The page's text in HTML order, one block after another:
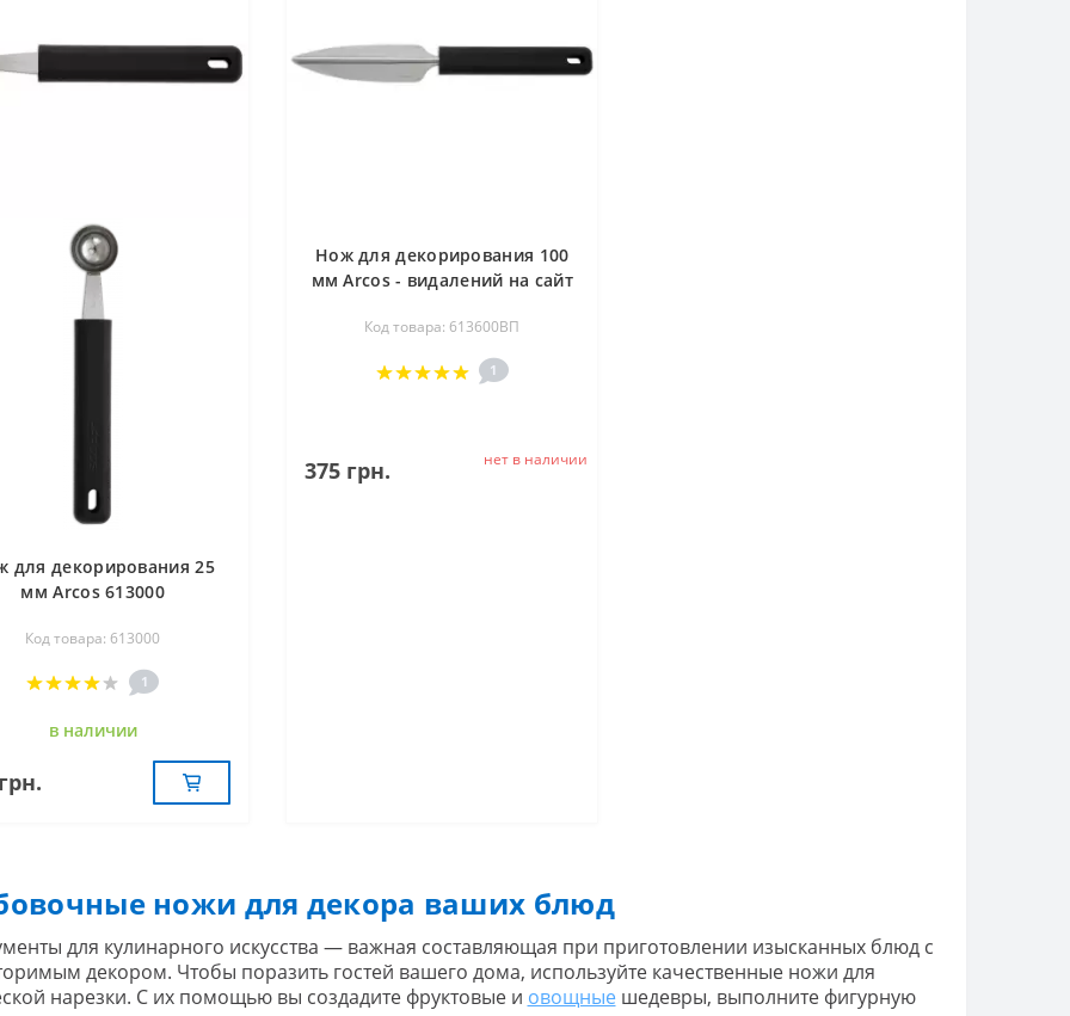
для декорирования 25
мм Arcos 613000
Код товара: 613000
1
в наличии
Нож для декорирования 100
мм Arcos - видалений на сайт
Код товара: 613600ВП
1
375 грн. нет в наличии
ножи для декора ваших блюд
для кулинарного искусства — важная составляющая при приготовлении изысканных блюд с
декором. Чтобы поразить гостей вашего дома, используйте качественные ножи для
нарезки. С их помощью вы создадите фруктовые и овощныешедевры, выполните фигурную